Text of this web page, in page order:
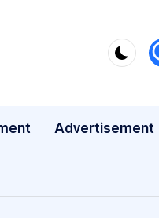
Advertisement